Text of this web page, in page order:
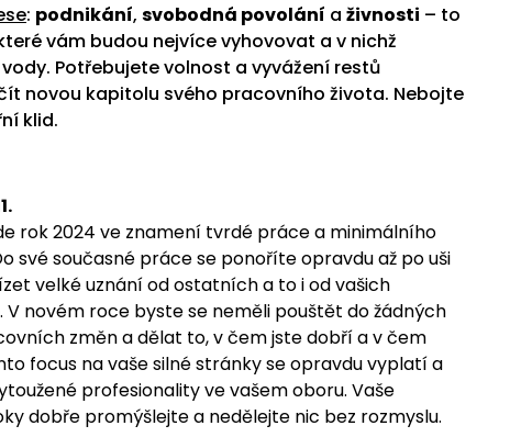
: podnikání, svobodná povolání a živnosti – to
vám budou nejvíce vyhovovat a v nichž
Potřebujete volnost a vyvážení restů
novou kapitolu svého pracovního života. Nebojte
klid.
rok 2024 ve znamení tvrdé práce a minimálního
své současné práce se ponoříte opravdu až po uši
velké uznání od ostatních a to i od vašich
V novém roce byste se neměli pouštět do žádných
změn a dělat to, v čem jste dobří a v čem
focus na vaše silné stránky se opravdu vyplatí a
profesionality ve vašem oboru. Vaše
dobře promýšlejte a nedělejte nic bez rozmyslu.